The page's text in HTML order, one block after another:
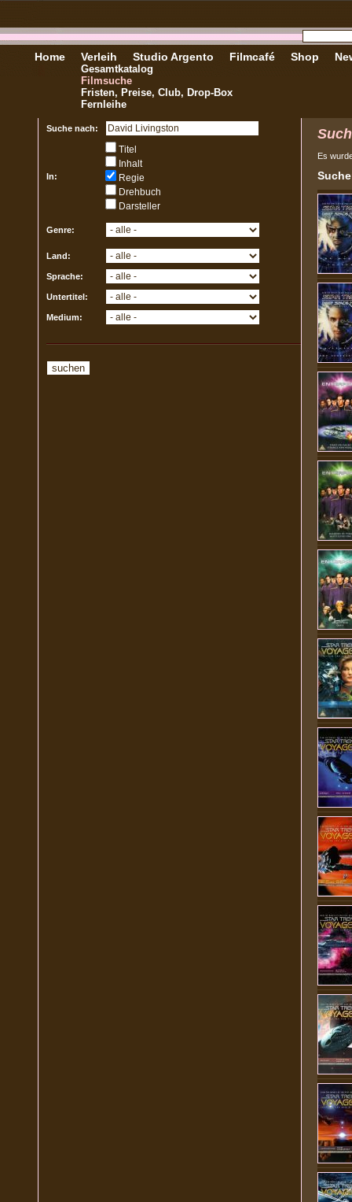
Home Verleih
Gesamtkatalog
Filmsuche
Fristen, Preise, Club, Drop-Box
Fernleihe
Studio Argento Filmcafé Shop
Suche nach:
In:
Titel
Inhalt
Regie
Drehbuch
Darsteller
Genre:
Land:
Sprache:
Untertitel:
Medium:
Es